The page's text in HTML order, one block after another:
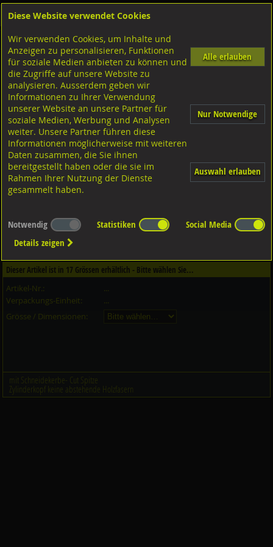
Shop Schrauben Senkkopfschrauben
TBS-Drill Zylinder-Terrassenbauschrauben
Dieser Artikel ist in 1Qualitäten erhältlich - Bitte wählen Sie...
Qualität / Oberfläche
Dieser Artikel ist in 17 Grössen erhältlich - Bitte wählen Sie...
Artikel-Nr.:
...
Verpackungs-Einheit:
...
Grösse / Dimensionen:
mit Schneidekerbe- Cut Spitze
Zylinderkopf keine abstehende Holzfasern
Diese Website verwendet Cookies
Wir verwenden Cookies, um Inhalte und
Anzeigen zu personalisieren, Funktionen
für soziale Medien anbieten zu können und
die Zugriffe auf unsere Website zu
analysieren. Ausserdem geben wir
Informationen zu Ihrer Verwendung
unserer Website an unsere Partner für
soziale Medien, Werbung und Analysen
weiter. Unsere Partner führen diese
Informationen möglicherweise mit weiteren
Daten zusammen, die Sie ihnen
bereitgestellt haben oder die sie im
Rahmen Ihrer Nutzung der Dienste
gesammelt haben.
Alle erlauben
Nur Notwendige
Auswahl erlauben
Notwendig Statistiken
Social Media
Details zeigen